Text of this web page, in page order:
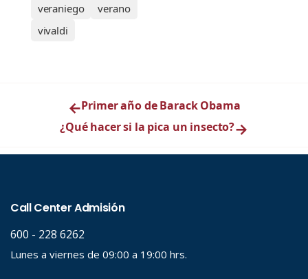
veraniego
verano
vivaldi
←Primer año de Barack Obama
¿Qué hacer si la pica un insecto?→